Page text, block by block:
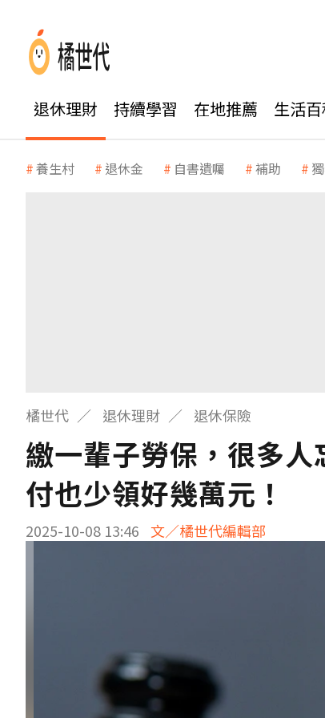
退休理財 持續學習 在地推薦 生活
養生村 退休金 自書遺囑 補助
橘世代 退休理財 退休保險
繳一輩子勞保，很多
付也少領好幾萬元！
2025-10-08 13:46 文／橘世代編輯部